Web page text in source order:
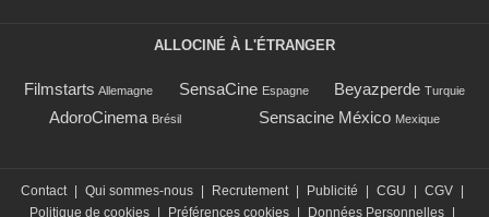
ALLOCINÉ À L'ÉTRANGER
Filmstarts Allemagne SensaCine Espagne Beyazperde Turquie
AdoroCinema Brésil Sensacine México Mexique
Contact Qui sommes-nous Recrutement Publicité CGU CGV
Politique de cookies
Préférences cookies Données Personnelles